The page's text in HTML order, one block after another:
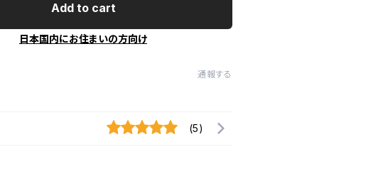
Add to cart
日本国内にお住まいの方向け
通報する
(5)